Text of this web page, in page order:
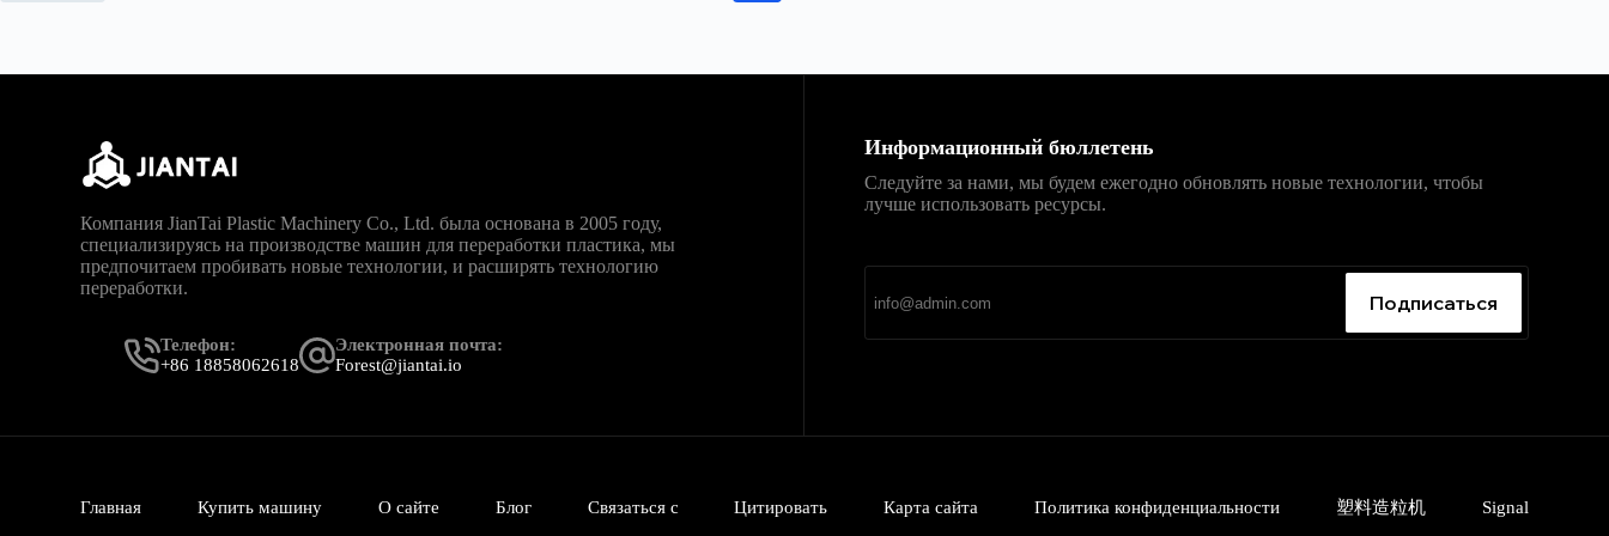
Компания JianTai Plastic Machinery Co., Ltd. была основана в 2005 году,
специализируясь на производстве машин для переработки пластика, мы
предпочитаем пробивать новые технологии, и расширять технологию
переработки.
Телефон:
+86 18858062618
Электронная почта:
Forest@jiantai.io
Информационный бюллетень
Следуйте за нами, мы будем ежегодно обновлять новые технологии, чтобы
лучше использовать ресурсы.
Подписаться
Главная Купить машину О сайте Блог Связаться с Цитировать Карта сайта Политика конфиденциальности 塑料造粒机 Signal